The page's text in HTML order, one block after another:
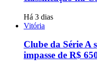
Há 3 dias
Vitória
Clube da Série A
impasse de R$